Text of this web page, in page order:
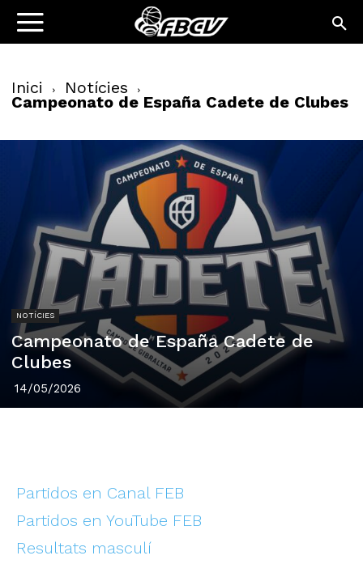
Inici Notícies
Campeonato de España Cadete de Clubes
NOTÍCIES
Campeonato de España Cadete de
Clubes
14/05/2026
Partidos en Canal FEB
Partidos en YouTube FEB
Resultats masculí